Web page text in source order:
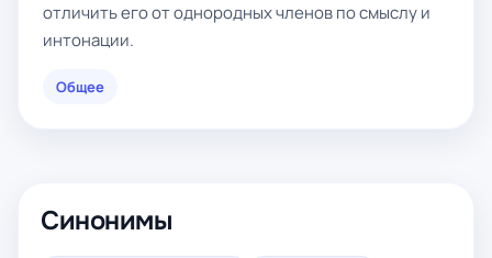
отличить его от однородных членов по смыслу и
интонации.
Общее
Синонимы